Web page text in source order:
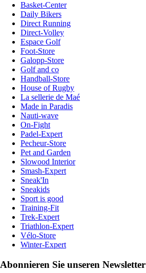
Basket-Center
Daily Bikers
Direct Running
Direct-Volley
Espace Golf
Foot-Store
Galopp-Store
Golf and co
Handball-Store
House of Rugby
La sellerie de Maé
Made in Paradis
Nauti-wave
On-Fight
Padel-Expert
Pecheur-Store
Pet and Garden
Slowood Interior
Smash-Expert
Sneak'In
Sneakids
Sport is good
Training-Fit
Trek-Expert
Triathlon-Expert
Vélo-Store
Winter-Expert
Abonnieren Sie unseren Newsletter